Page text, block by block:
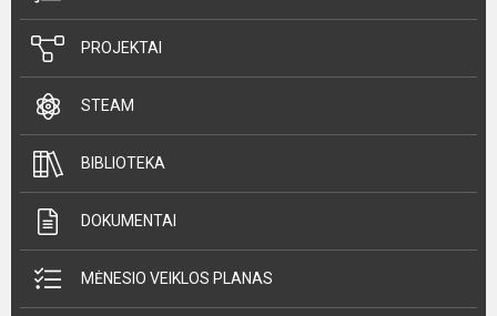
PROJEKTAI
STEAM
BIBLIOTEKA
DOKUMENTAI
MĖNESIO VEIKLOS PLANAS